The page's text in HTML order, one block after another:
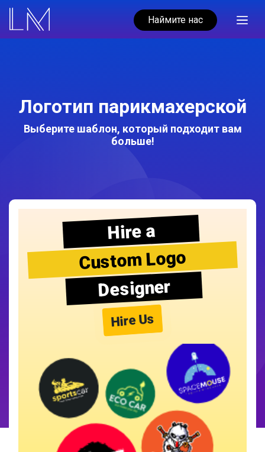
Наймите нас
Логотип парикмахерской
Выберите шаблон, который подходит вам
больше!
Hire a
Custom Logo
Designer
Hire Us